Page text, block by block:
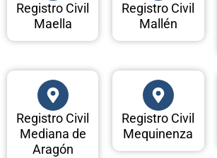
Registro Civil
Maella
Registro Civil
Mallén
Registro Civil
Mediana de
Aragón
Registro Civil
Mequinenza